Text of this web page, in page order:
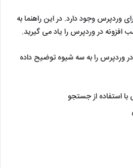
وردپرس وجود دارد. در این راهنما به
در وردپرس را یاد می گیرید.
وردپرس را به سه شیوه توضیح داده
استفاده از جستجو